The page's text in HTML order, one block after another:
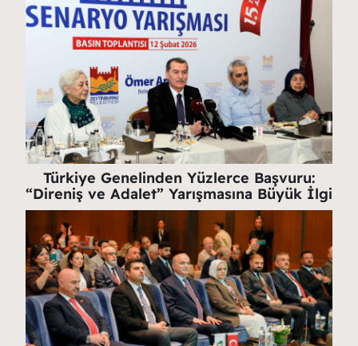
Türkiye Genelinden Yüzlerce Başvuru:
“Direniş ve Adalet” Yarışmasına Büyük İlgi